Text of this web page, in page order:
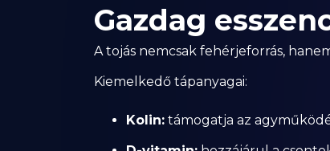
Gazdag
A tojás nemcsak fehérjeforrás,
Kiemelkedő tápanyagai:
Kolin: támogatja az